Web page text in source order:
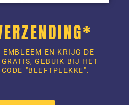
EMBLEEM EN KRIJG DE
GEBUIK BIJ HET
"BLEFTPLEKKE".